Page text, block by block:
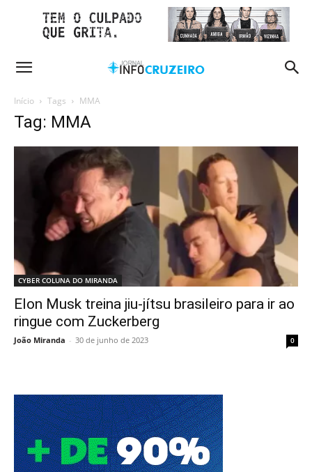
Início Tags MMA
Tag: MMA
CYBER COLUNA DO MIRANDA
Elon Musk treina jiu-jítsu brasileiro para ir ao
ringue com Zuckerberg
João Miranda - 30 de junho de 2023 0